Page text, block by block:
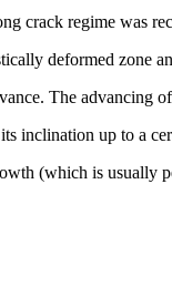
crack regime was
deformed zone
The advancing
inclination up to a
(which is usually